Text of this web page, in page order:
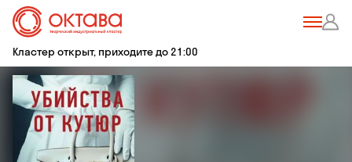
Кластер открыт, приходите до 21:00